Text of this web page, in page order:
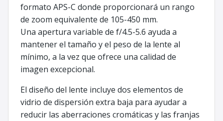
formato APS-C donde proporcionará un rango
de zoom equivalente de 105-450 mm.
Una apertura variable de f/4.5-5.6 ayuda a
mantener el tamaño y el peso de la lente al
mínimo, a la vez que ofrece una calidad de
imagen excepcional.
El diseño del lente incluye dos elementos de
vidrio de dispersión extra baja para ayudar a
reducir las aberraciones cromáticas y las franjas